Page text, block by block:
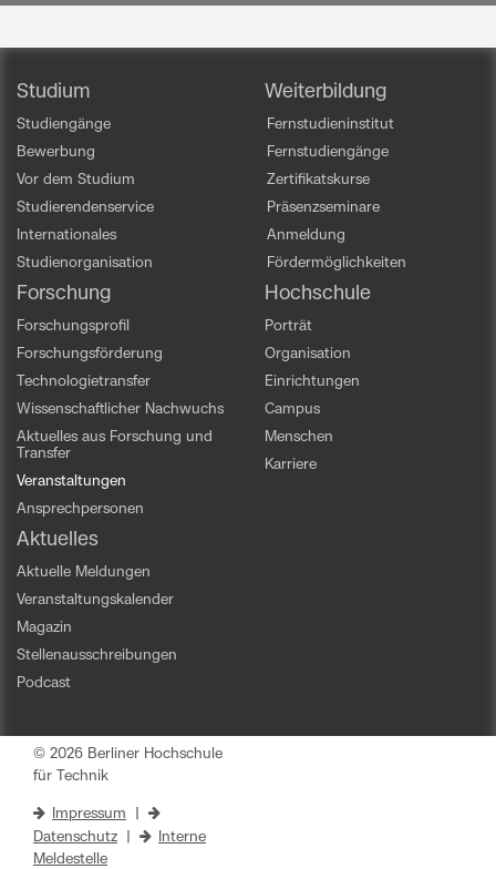
Studium
Studiengänge
Bewerbung
Vor dem Studium
Studierendenservice
Internationales
Studienorganisation
Weiterbildung
Fernstudieninstitut
Fernstudiengänge
Zertifikatskurse
Präsenzseminare
Anmeldung
Fördermöglichkeiten
Forschung
Forschungsprofil
Forschungsförderung
Technologietransfer
Wissenschaftlicher Nachwuchs
Aktuelles aus Forschung und
Transfer
Veranstaltungen
Ansprechpersonen
Hochschule
Porträt
Organisation
Einrichtungen
Campus
Menschen
Karriere
Aktuelles
Aktuelle Meldungen
Veranstaltungskalender
Magazin
Stellenausschreibungen
Podcast
© 2026 Berliner Hochschule
für Technik
Impressum
Datenschutz
Interne
Meldestelle